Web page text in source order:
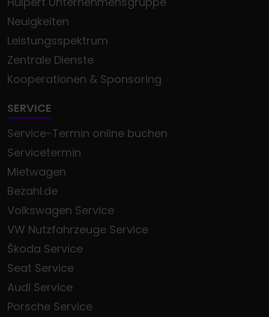
Neuigkeiten
Leistungsspektrum
Zentrale Dienste
Kooperationen & Sponsoring
SERVICE
Service-Termin online buchen
Servicetermin
Mietwagen
Bezahl.de
Volkswagen Service
VW Nutzfahrzeuge Service
Škoda Service
Seat Service
Audi Service
Porsche Service